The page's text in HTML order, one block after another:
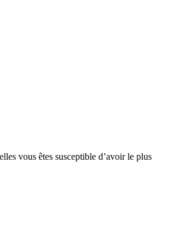
vous êtes susceptible d’avoir le plus